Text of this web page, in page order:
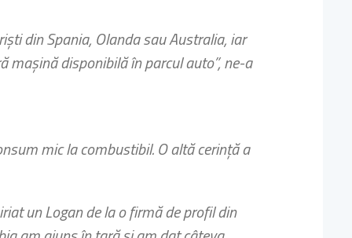
din Spania, Olanda sau Australia, iar
maşină disponibilă în parcul auto”, ne-a
mic la combustibil. O altă cerinţă a
un Logan de la o firmă de profil din